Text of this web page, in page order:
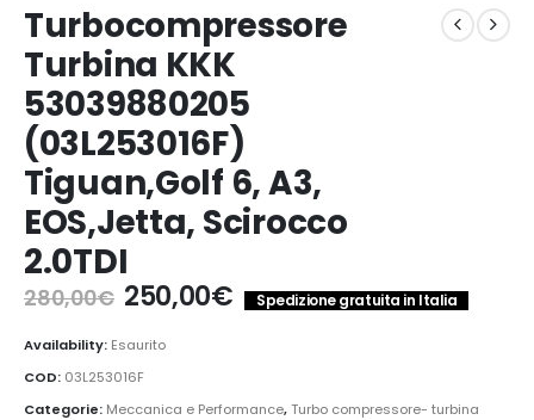
Turbocompressore
Turbina KKK
53039880205
(03L253016F)
Tiguan,Golf 6, A3,
EOS,Jetta, Scirocco
2.0TDI
280,00€ Il
prezzo
originale
era:
280,00€.
250,00€Il
prezzo
250,00€.
Spedizione gratuita in Italia
Availability: Esaurito
COD: 03L253016F
Categorie: Meccanica e Performance,Turbo compressore- turbina